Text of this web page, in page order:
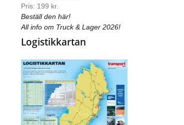
Pris: 199 kr.
Beställ den här!
All info om Truck & Lager 2026!
Logistikkartan